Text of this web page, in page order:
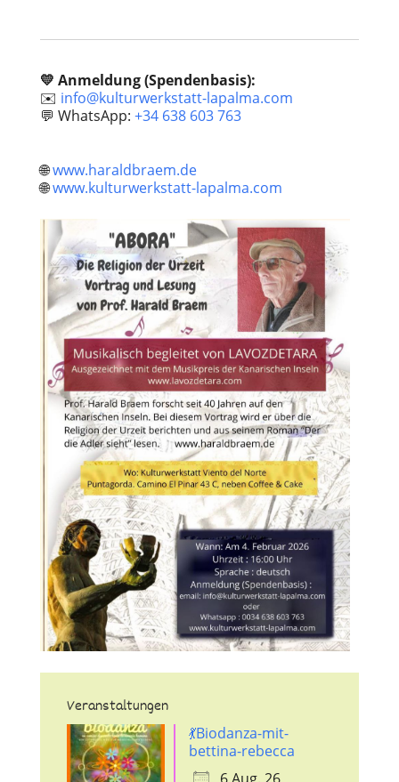
💛 Anmeldung (Spendenbasis):
✉️ info@kulturwerkstatt-lapalma.com
💬 WhatsApp: +34 638 603 763
🌐www.haraldbraem.de
🌐www.kulturwerkstatt-lapalma.com
Veranstaltungen
💃Biodanza-mit-
bettina-rebecca